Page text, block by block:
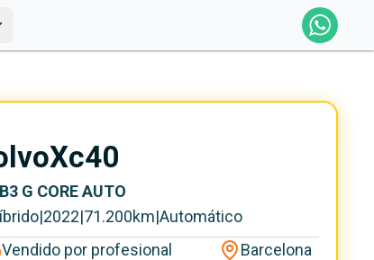
Xc40
G CORE AUTO
|2022|71.200km|Automático
Vendido por profesional
Barcelona